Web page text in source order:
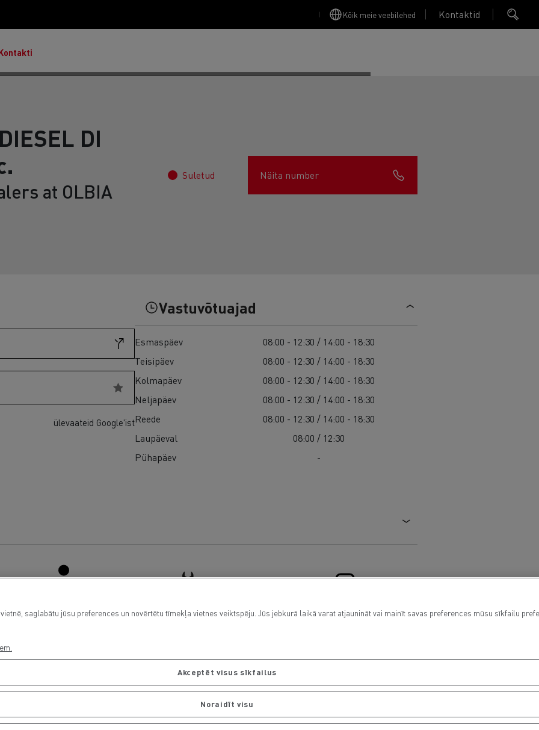
Kõik meie veebilehed Kontaktid
Garantija, Remonts & Rezerves daļas
DI
at OLBIA
Suletud Näita number
ülevaateid Google'ist
Vastuvõtuajad
Esmaspäev
08:00 - 12:30 / 14:00 - 18:30
Teisipäev
08:00 - 12:30 / 14:00 - 18:30
Kolmapäev
08:00 - 12:30 / 14:00 - 18:30
Neljapäev
08:00 - 12:30 / 14:00 - 18:30
Reede
08:00 - 12:30 / 14:00 - 18:30
Laupäeval
08:00 / 12:30
Pühapäev
-
saglabātu jūsu preferences un novērtētu tīmekļa vietnes veiktspēju. Jūs jebkurā laikā varat atjaunināt vai mainīt savas preferences mūsu sīkfailu
Akceptēt visus sīkfailus
Noraidīt visu